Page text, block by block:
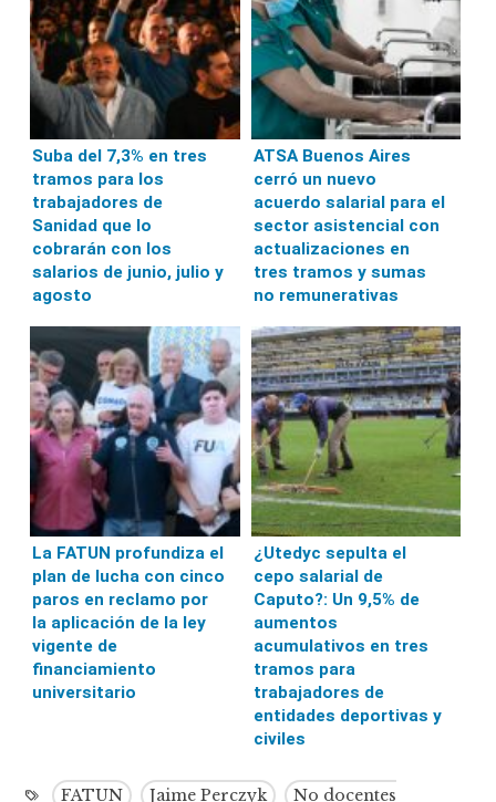
Suba del 7,3% en tres
tramos para los
trabajadores de
Sanidad que lo
cobrarán con los
salarios de junio, julio y
agosto
ATSA Buenos Aires
cerró un nuevo
acuerdo salarial para el
sector asistencial con
actualizaciones en
tres tramos y sumas
no remunerativas
La FATUN profundiza el
plan de lucha con cinco
paros en reclamo por
la aplicación de la ley
vigente de
financiamiento
universitario
¿Utedyc sepulta el
cepo salarial de
Caputo?: Un 9,5% de
aumentos
acumulativos en tres
tramos para
trabajadores de
entidades deportivas y
civiles
FATUN Jaime Perczyk No docentes